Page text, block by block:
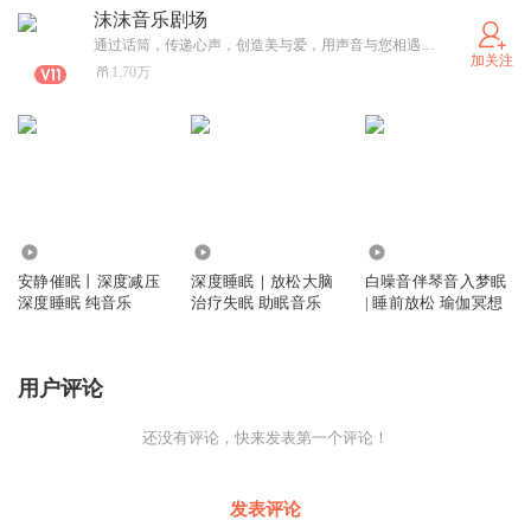
沫沫音乐剧场
通过话筒，传递心声，创造美与爱，用声音与您相遇！一位爱讲故事的姑娘。
1.70万
加关注
安静催眠丨深度减压
深度睡眠 纯音乐
深度睡眠｜放松大脑
治疗失眠 助眠音乐
白噪音伴琴音入梦眠
| 睡前放松 瑜伽冥想
用户评论
还没有评论，快来发表第一个评论！
发表评论